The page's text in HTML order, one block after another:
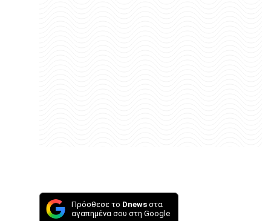
Πρόσθεσε το Dnews στα
αγαπημένα σου στη Google